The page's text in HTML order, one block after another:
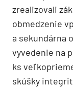
zrealizovali
obmedzenie
a sekundárna
vyvedenie na
ks
skúšky